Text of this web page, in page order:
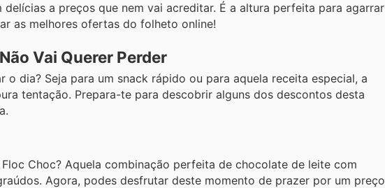
a preços que nem vai acreditar. É a altura perfeita para agarrar
as melhores ofertas do folheto online!
Vai Querer Perder
dia? Seja para um snack rápido ou para aquela receita especial, a
tentação. Prepara-te para descobrir alguns dos descontos desta
Choc? Aquela combinação perfeita de chocolate de leite com
Agora, podes desfrutar deste momento de prazer por um preço